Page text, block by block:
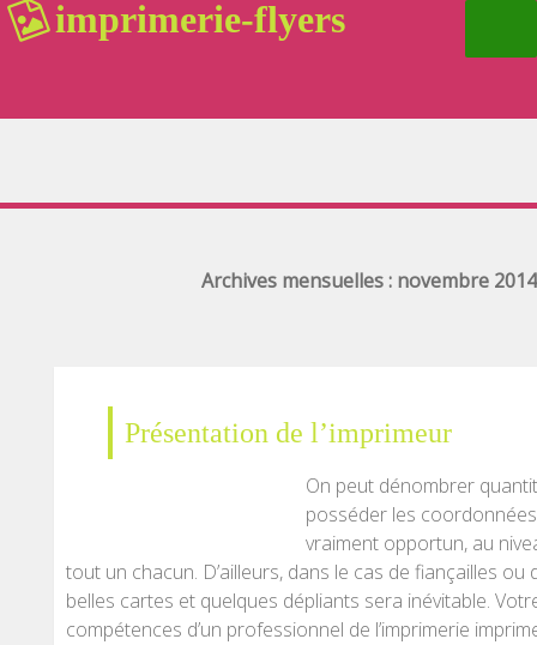
imprimerie-flyers
Archives mensuelles : novembre 2014
Présentation de l’imprimeur
On peut dénombrer
posséder les
vraiment opportun, au
tout un chacun. D’ailleurs, dans le cas de fiançailles
belles cartes et quelques dépliants sera inévitable.
compétences d’un professionnel de l’imprimerie